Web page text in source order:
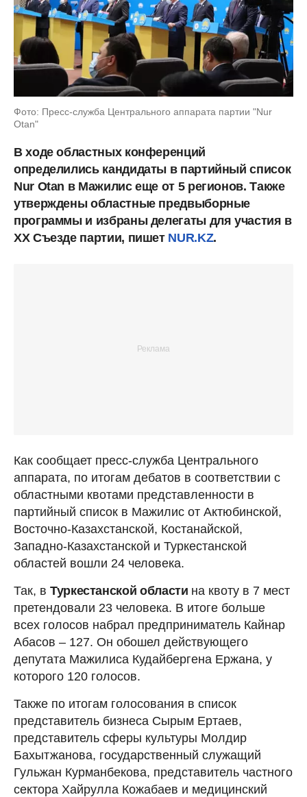
Фото: Пресс-служба Центрального аппарата партии "Nur
Otan"
В ходе областных конференций
определились кандидаты в партийный список
Nur Otan в Мажилис еще от 5 регионов. Также
утверждены областные предвыборные
программы и избраны делегаты для участия в
XX Съезде партии, пишет NUR.KZ.
Как сообщает пресс-служба Центрального
аппарата, по итогам дебатов в соответствии с
областными квотами представленности в
партийный список в Мажилис от Актюбинской,
Восточно-Казахстанской, Костанайской,
Западно-Казахстанской и Туркестанской
областей вошли 24 человека.
Так, в Туркестанской области на квоту в 7 мест
претендовали 23 человека. В итоге больше
всех голосов набрал предприниматель Кайнар
Абасов – 127. Он обошел действующего
депутата Мажилиса Кудайбергена Ержана, у
которого 120 голосов.
Также по итогам голосования в список
представитель бизнеса Сырым Ертаев,
представитель сферы культуры Молдир
Бахытжанова, государственный служащий
Гульжан Курманбекова, представитель частного
сектора Хайрулла Кожабаев и медицинский